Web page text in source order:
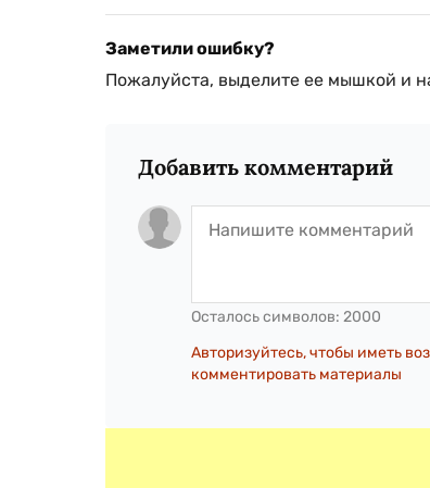
Заметили ошибку?
Пожалуйста, выделите ее мышкой и
Добавить комментарий
Осталось символов: 2000
Авторизуйтесь, чтобы иметь
комментировать материалы